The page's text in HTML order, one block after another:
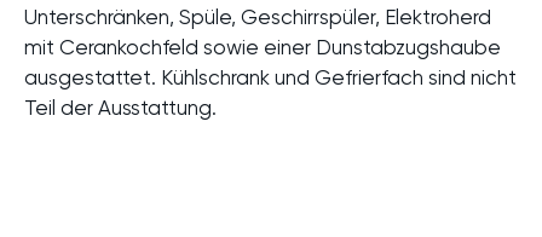
Unterschränken, Spüle, Geschirrspüler, Elektroherd
mit Cerankochfeld sowie einer Dunstabzugshaube
ausgestattet. Kühlschrank und Gefrierfach sind nicht
Teil der Ausstattung.